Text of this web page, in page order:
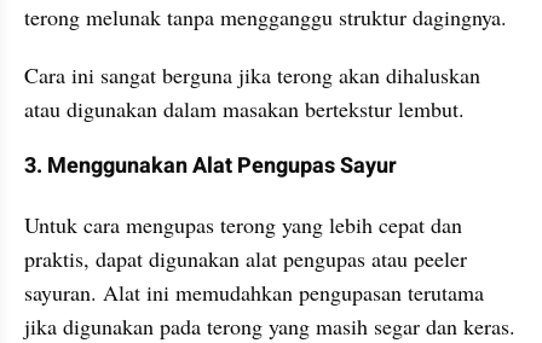
terong melunak tanpa mengganggu struktur dagingnya.
Cara ini sangat berguna jika terong akan dihaluskan
atau digunakan dalam masakan bertekstur lembut.
3. Menggunakan Alat Pengupas Sayur
Untuk cara mengupas terong yang lebih cepat dan
praktis, dapat digunakan alat pengupas atau peeler
sayuran. Alat ini memudahkan pengupasan terutama
jika digunakan pada terong yang masih segar dan keras.